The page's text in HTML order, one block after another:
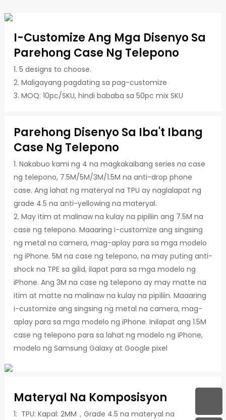
I-Customize Ang Mga Disenyo Sa
Parehong Case Ng Telepono
1. 5 designs to choose.
2. Maligayang pagdating sa pag-customize
3. MOQ: 10pc/SKU, hindi bababa sa 50pc mix SKU
Parehong Disenyo Sa Iba't Ibang
Case Ng Telepono
1. Nakabuo kami ng 4 na magkakaibang series na case
ng telepono, 7.5M/5M/3M/1.5M na anti-drop phone
case. Ang lahat ng materyal na TPU ay naglalapat ng
grade 4.5 na anti-yellowing na materyal.
2. May itim at malinaw na kulay na pipiliin ang 7.5M na
case ng telepono. Maaaring i-customize ang singsing
ng metal na camera, mag-aplay para sa mga modelo
ng iPhone. 5M na case ng telepono, na may puting anti-
shock na TPE sa gilid, ilapat para sa mga modelo ng
iPhone. Ang 3M na case ng telepono ay may matte na
itim at matte na malinaw na kulay na pipiliin. Maaaring
i-customize ang singsing ng metal na camera, mag-
aplay para sa mga modelo ng iPhone. Inilapat ang 1.5M
case ng telepono para sa lahat ng modelo ng iPhone,
modelo ng Samsung Galaxy at Google pixel
Materyal Na Komposisyon
1: TPU: Kapal: 2MM，Grade 4.5 na materyal na